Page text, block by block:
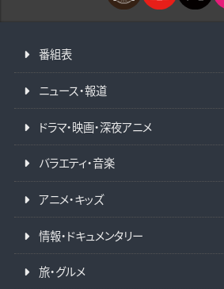
番組表
ニュース・報道
ドラマ・映画・深夜アニメ
バラエティ・音楽
アニメ・キッズ
情報・ドキュメンタリー
旅・グルメ